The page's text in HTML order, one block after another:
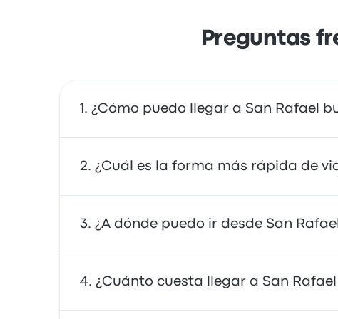
Preguntas
¿Cómo puedo llegar a San Rafael
Puedes tomar el autobús, que proporciona
¿Cuál es la forma más rápida de
La forma más rápida de viajar hacia y desde
¿A dónde puedo ir desde San
Desde San Rafael bus terminal, puedes viajar
Rafael, San Rafael bus terminal y General
viaje.
¿Cuánto cuesta llegar a San